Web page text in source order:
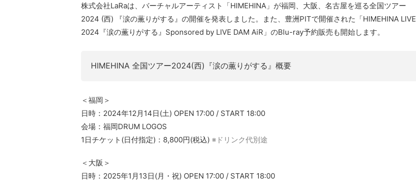
株式会社LaRaは、バーチャルアーティスト「HIMEHINA」が福岡、大阪、名古屋を巡る全国ツアー
2024 (西) 『涙の薫りがする』の開催を発表しました。また、豊洲PITで開催された「HIMEHINA LIVE
2024『涙の薫りがする』Sponsored by LIVE DAM AiR」のBlu-ray予約販売も開始します。
HIMEHINA 全国ツアー2024(西)『涙の薫りがする』概要
＜福岡＞
日時：2024年12月14日(土) OPEN 17:00 / START 18:00
会場：福岡DRUM LOGOS
1日チケット(日付指定)：8,800円(税込) ※ドリンク代別途
＜大阪＞
日時：2025年1月13日(月・祝) OPEN 17:00 / START 18:00